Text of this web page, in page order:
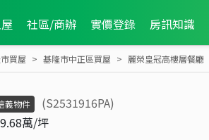
社區/商辦 實價登錄 房訊知識
買屋 基隆市中正區買屋 麗榮皇冠高樓層餐廳
義物件
(S2531916PA)
萬/坪